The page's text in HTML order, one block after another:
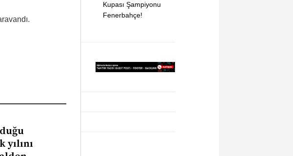
yılını
Kupası Şampiyonu
Fenerbahçe!